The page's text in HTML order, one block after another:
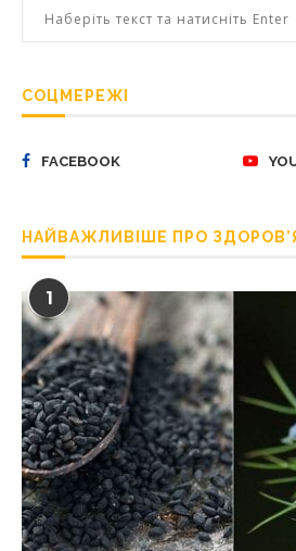
СОЦМЕРЕЖІ
FACEBOOK
НАЙВАЖЛИВІШЕ ПРО
1